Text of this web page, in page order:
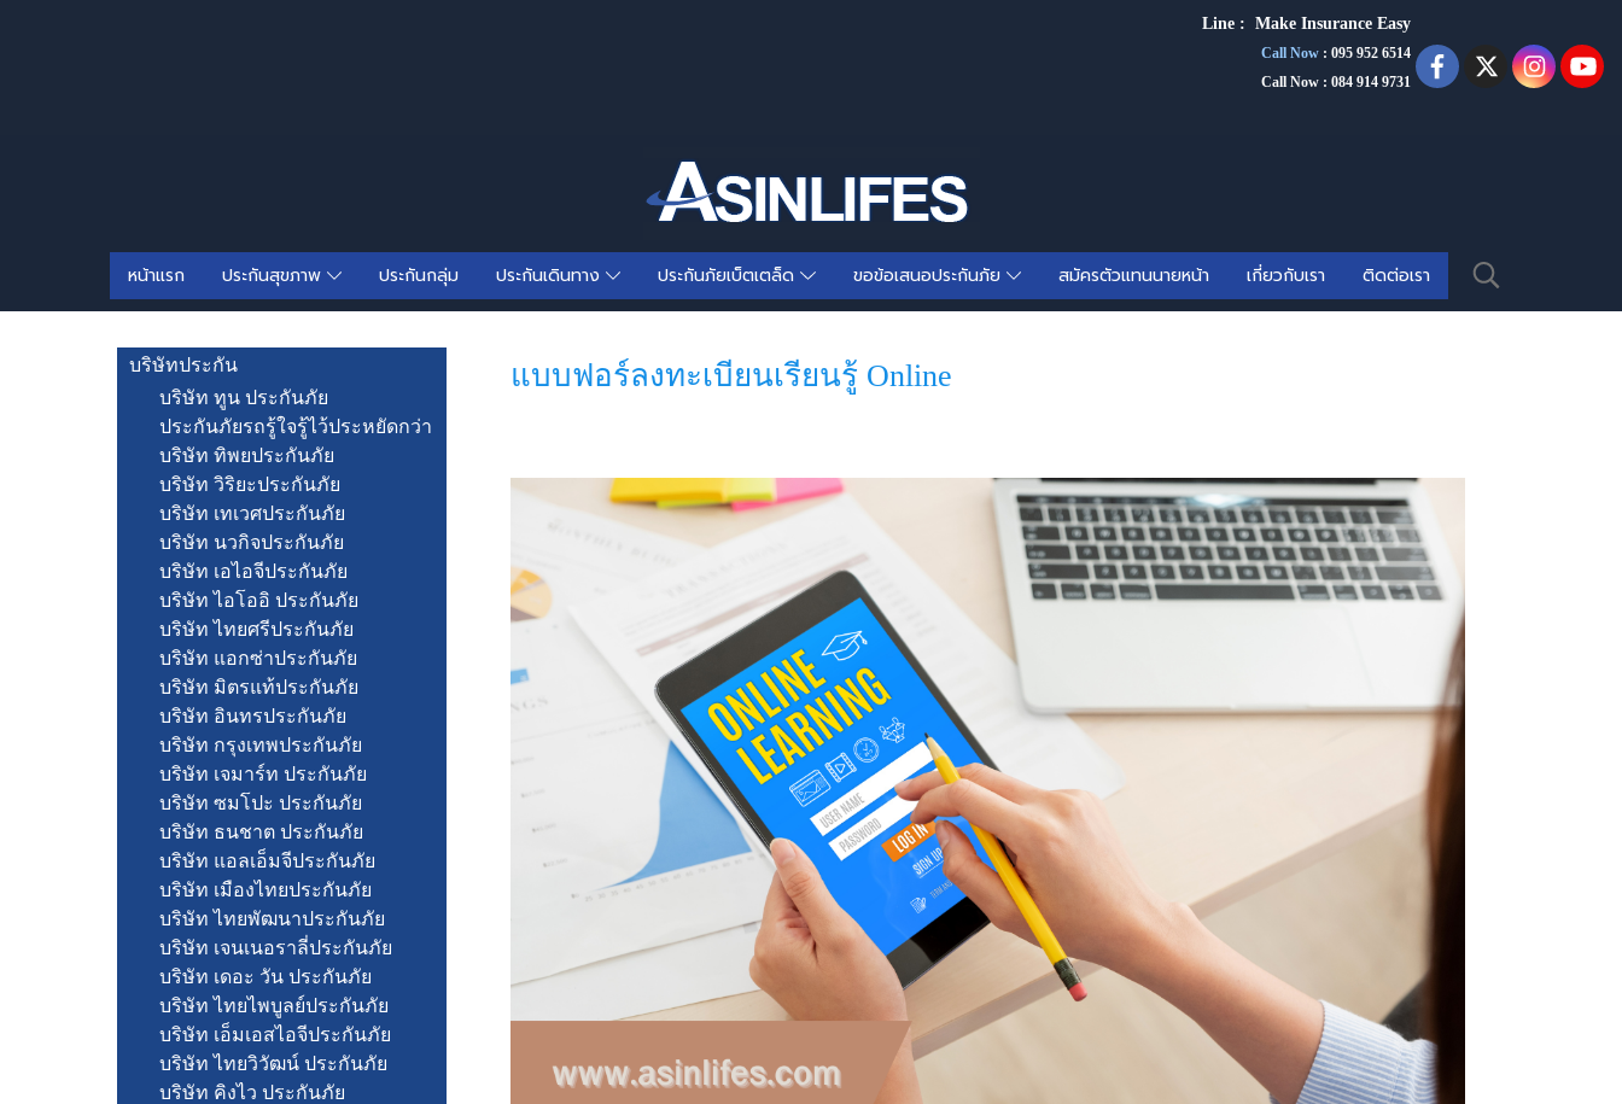
Line : Make Insurance Easy
Call Now : 095 952 6514
Call Now : 084 914 9731
หน้าแรก ประกันสุขภาพ ประกันกลุ่ม ประกันเดินทาง ประกันภัยเบ็ตเตล็ด ขอข้อเสนอประกันภัย สมัครตัวแทนนายหน้า เกี่ยวกับเรา ติดต่อเรา
แบบฟอร์ลงทะเบียนเรียนรู้ Online
บริษัทประกัน
บริษัท ทูน ประกันภัย
ประกันภัยรถรู้ใจรู้ไว้ประหยัดกว่า
บริษัท ทิพยประกันภัย
บริษัท วิริยะประกันภัย
บริษัท เทเวศประกันภัย
บริษัท นวกิจประกันภัย
บริษัท เอไอจีประกันภัย
บริษัท ไอโออิ ประกันภัย
บริษัท ไทยศรีประกันภัย
บริษัท แอกซ่าประกันภัย
บริษัท มิตรแท้ประกันภัย
บริษัท อินทรประกันภัย
บริษัท กรุงเทพประกันภัย
บริษัท เจมาร์ท ประกันภัย
บริษัท ซมโปะ ประกันภัย
บริษัท ธนชาต ประกันภัย
บริษัท แอลเอ็มจีประกันภัย
บริษัท เมืองไทยประกันภัย
บริษัท ไทยพัฒนาประกันภัย
บริษัท เจนเนอราลี่ประกันภัย
บริษัท เดอะ วัน ประกันภัย
บริษัท ไทยไพบูลย์ประกันภัย
บริษัท เอ็มเอสไอจีประกันภัย
บริษัท ไทยวิวัฒน์ ประกันภัย
บริษัท คิงไว ประกันภัย